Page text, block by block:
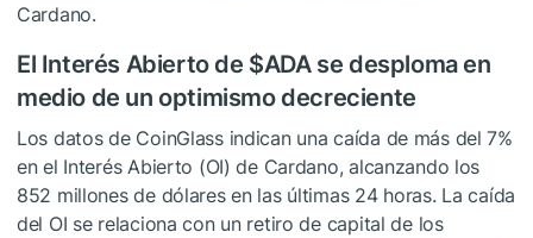
Cardano.
El Interés Abierto de $ADAse desploma en
medio de un optimismo decreciente
Los datos de CoinGlass indican una caída de más del 7%
en el Interés Abierto (OI) de Cardano, alcanzando los
852 millones de dólares en las últimas 24 horas. La caída
del OI se relaciona con un retiro de capital de los